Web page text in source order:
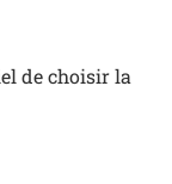
de choisir la